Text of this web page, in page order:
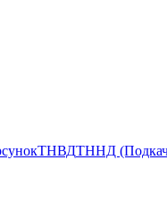
ТНВДТННД